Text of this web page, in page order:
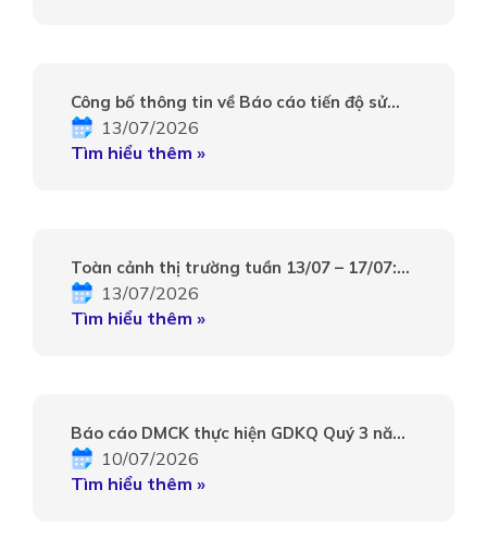
Công bố thông tin về Báo cáo tiến độ sử
dụng số tiền thu được từ đợt chào bán cổ
phiếu riêng lẻ
13/07/2026
Tìm hiểu thêm »
Toàn cảnh thị trường tuần 13/07 – 17/07:
“Tìm về điểm cân bằng”
13/07/2026
Tìm hiểu thêm »
Báo cáo DMCK thực hiện GDKQ Quý 3 năm
202610/07/2026
Tìm hiểu thêm »